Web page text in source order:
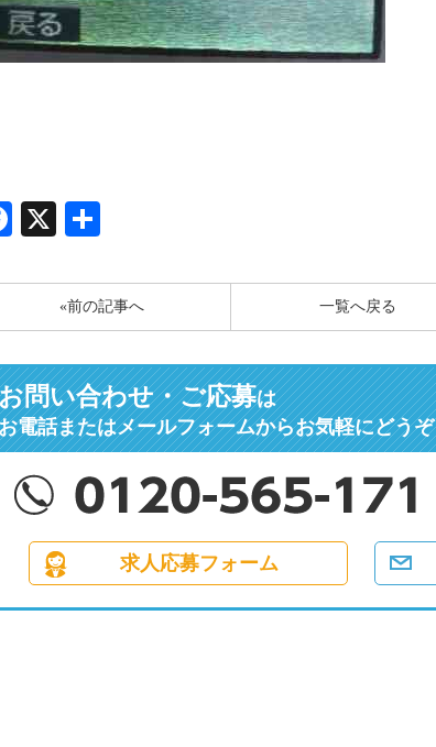
Facebook
X
«前の記事へ 一覧へ戻る
問い合わせ・ご応募は
電話またはメールフォームからお気軽にどう
求人応募フォーム